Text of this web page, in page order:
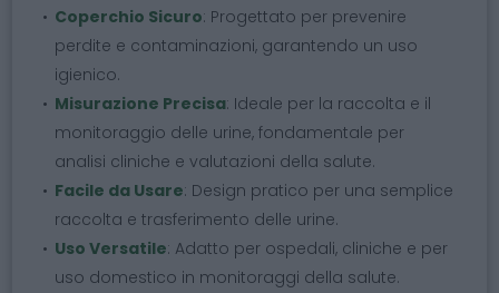
Coperchio Sicuro: Progettato per prevenire
perdite e contaminazioni, garantendo un uso
igienico.
Misurazione Precisa: Ideale per la raccolta e il
monitoraggio delle urine, fondamentale per
analisi cliniche e valutazioni della salute.
Facile da Usare: Design pratico per una semplice
raccolta e trasferimento delle urine.
Uso Versatile: Adatto per ospedali, cliniche e per
uso domestico in monitoraggi della salute.